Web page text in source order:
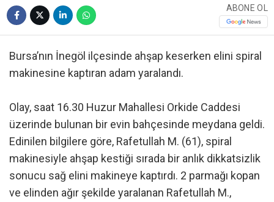
ABONE OL
Bursa’nın İnegöl ilçesinde ahşap keserken elini spiral
makinesine kaptıran adam yaralandı.
Olay, saat 16.30 Huzur Mahallesi Orkide Caddesi
üzerinde bulunan bir evin bahçesinde meydana geldi.
Edinilen bilgilere göre, Rafetullah M. (61), spiral
makinesiyle ahşap kestiği sırada bir anlık dikkatsizlik
sonucu sağ elini makineye kaptırdı. 2 parmağı kopan
ve elinden ağır şekilde yaralanan Rafetullah M.,